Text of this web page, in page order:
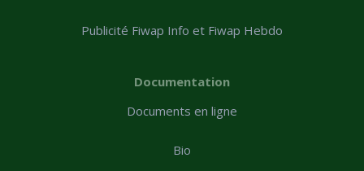
Publicité Fiwap Info et Fiwap Hebdo
Documentation
Documents en ligne
Bio